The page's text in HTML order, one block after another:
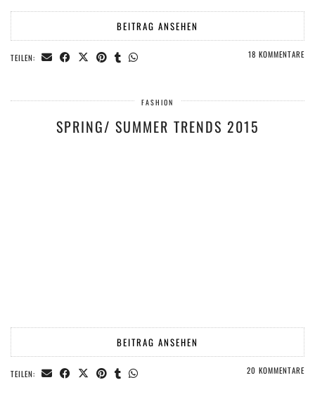
BEITRAG ANSEHEN
TEILEN: 18 KOMMENTARE
FASHION
SPRING/ SUMMER TRENDS 2015
BEITRAG ANSEHEN
TEILEN: 20 KOMMENTARE